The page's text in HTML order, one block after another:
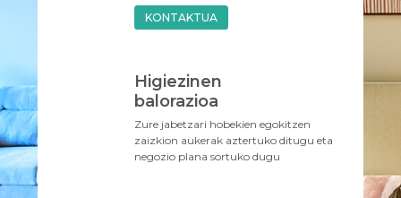
KONTAKTUA
Higiezinen
balorazioa
Zure jabetzari hobekien egokitzen
zaizkion aukerak aztertuko ditugu eta
negozio plana sortuko dugu